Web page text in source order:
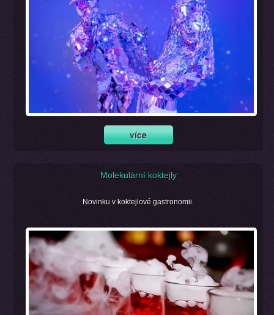
Molekulární koktejly
Novinku v koktejlové gastronomii.